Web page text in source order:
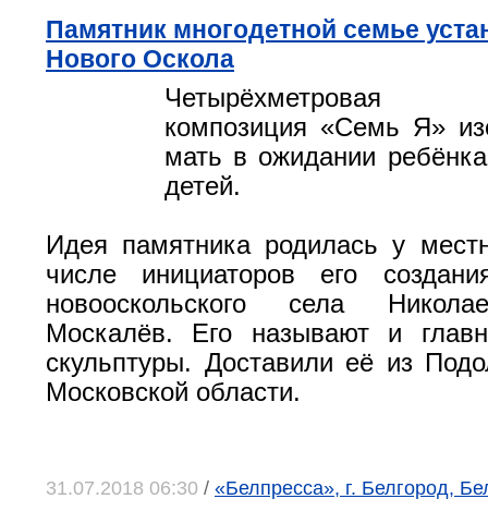
Памятник многодетной семье
Нового Оскола
Четырёхметровая
композиция «Семь Я»
мать в ожидании
детей.
Идея памятника родилась у
числе инициаторов его
новооскольского села
Москалёв. Его называют и
скульптуры. Доставили её из
Московской области.
31.07.2018 06:30 / «Белпресса», г. Белгород,